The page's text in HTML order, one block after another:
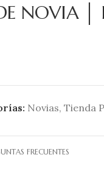
NOVIA │
Novias, Tienda
FRECUENTES